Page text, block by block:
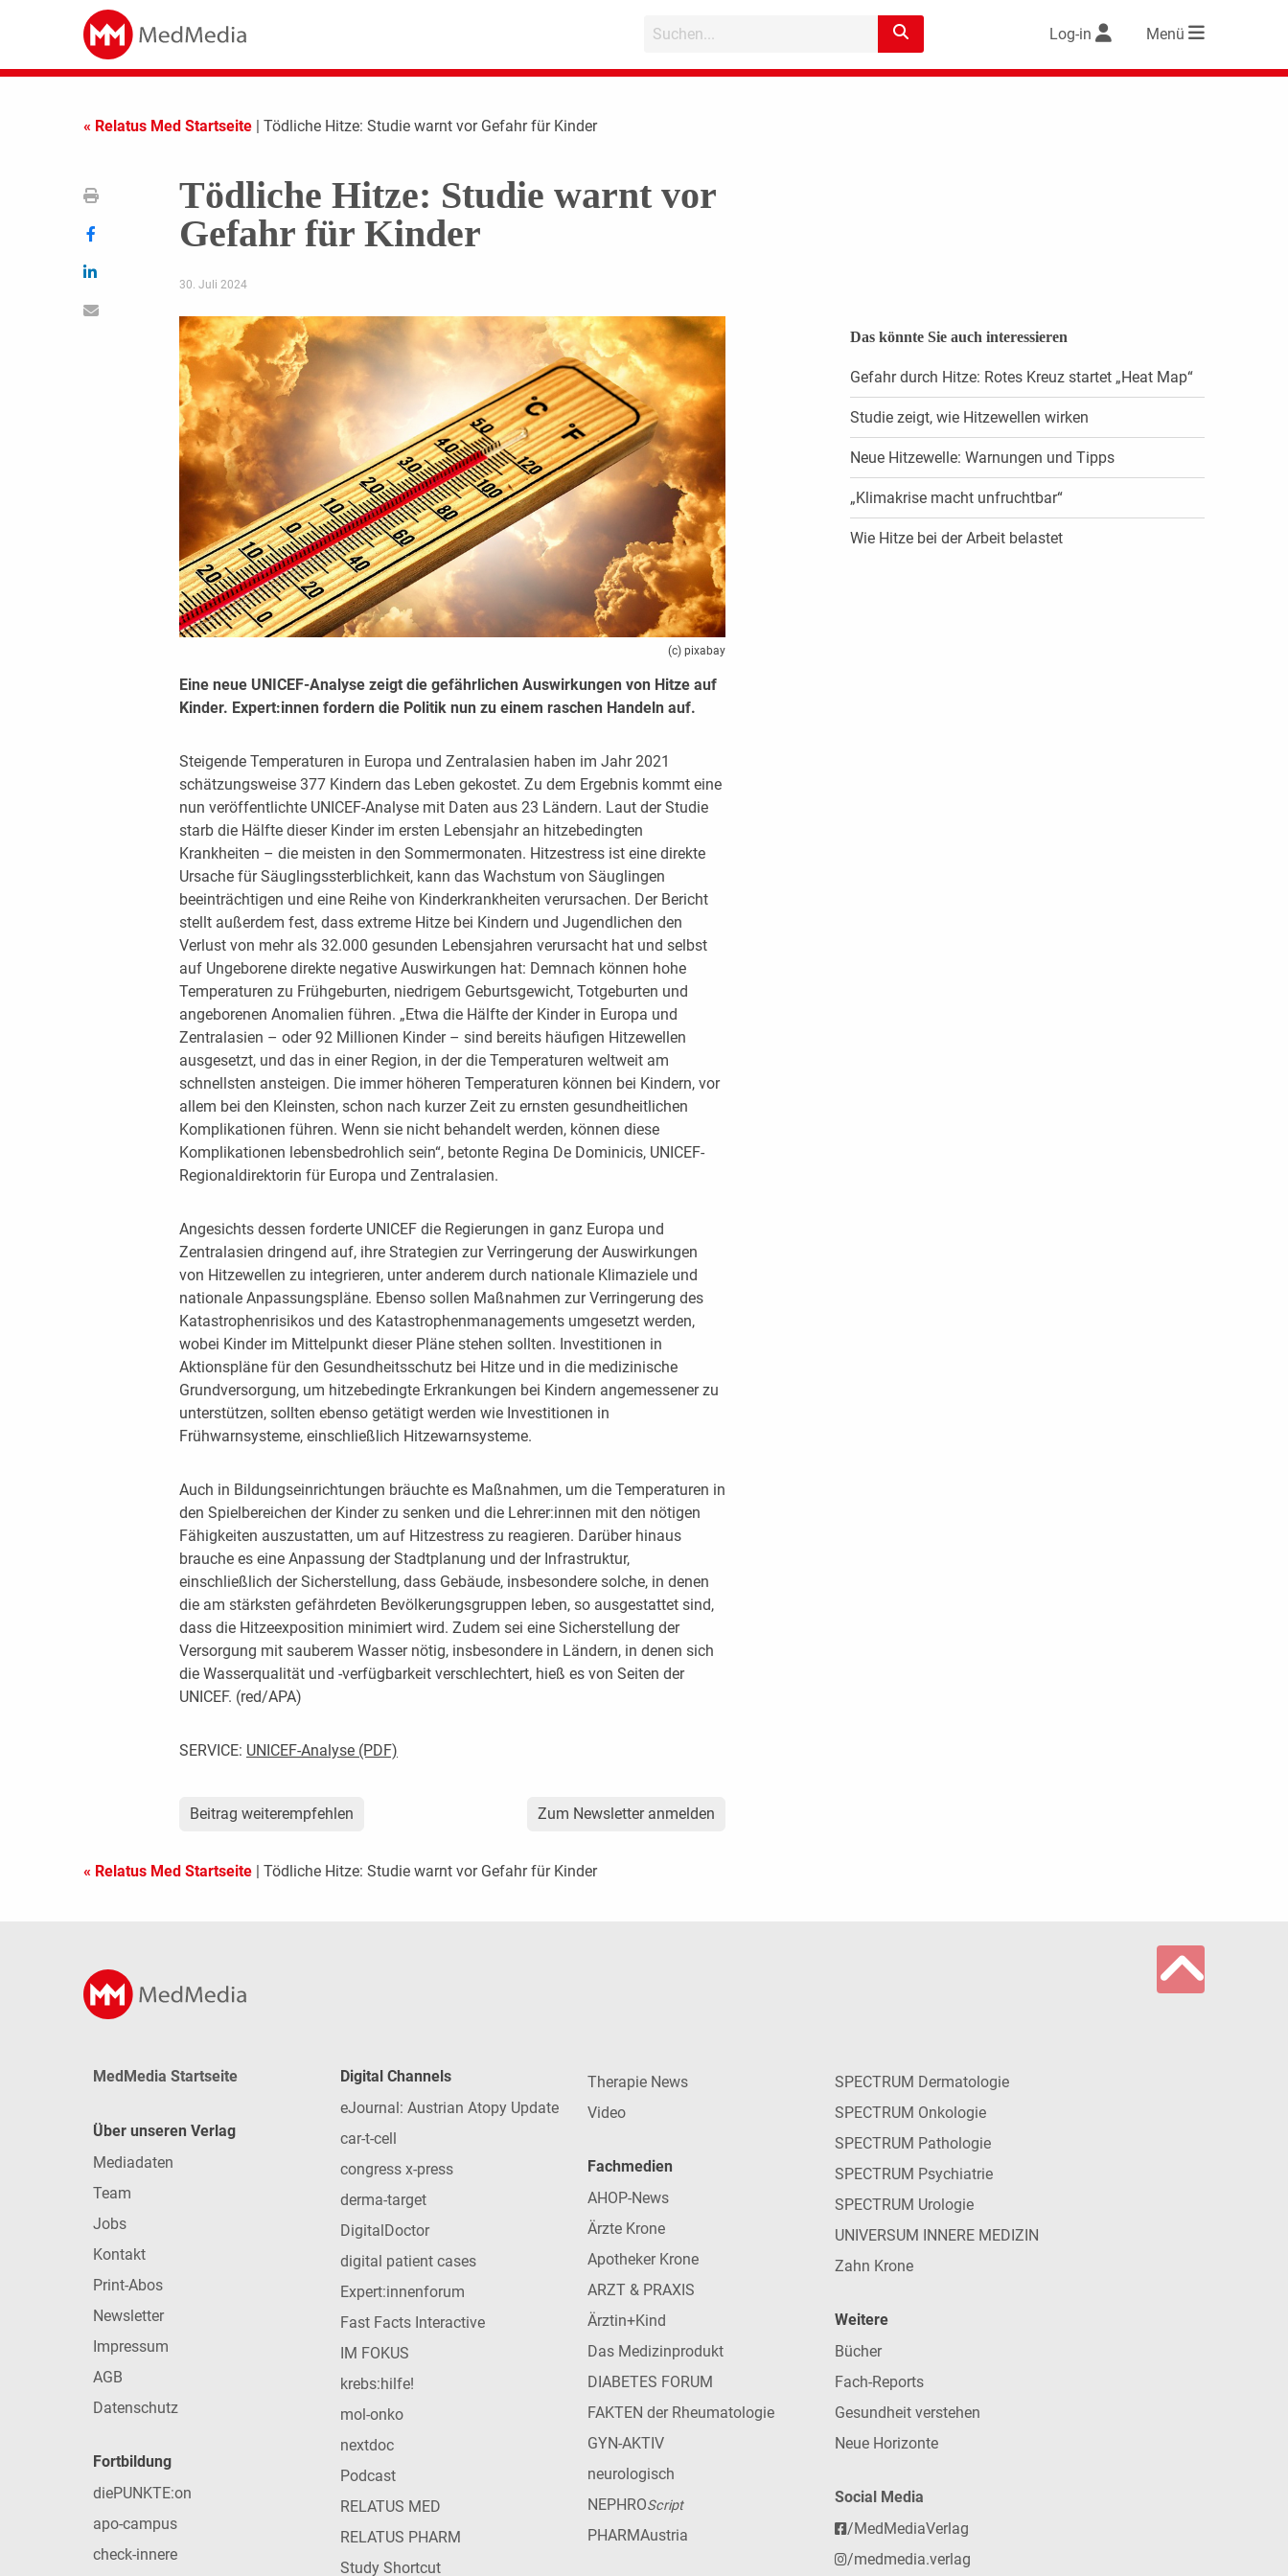
Log-in Menü
« Relatus Med Startseite | Tödliche Hitze: Studie warnt vor Gefahr für Kinder
Tödliche Hitze: Studie warnt vor
Gefahr für Kinder
30. Juli 2024
(c) pixabay
Eine neue UNICEF-Analyse zeigt die gefährlichen Auswirkungen von Hitze auf
Kinder. Expert:innen fordern die Politik nun zu einem raschen Handeln auf.
Steigende Temperaturen in Europa und Zentralasien haben im Jahr 2021
schätzungsweise 377 Kindern das Leben gekostet. Zu dem Ergebnis kommt eine
nun veröffentlichte UNICEF-Analyse mit Daten aus 23 Ländern. Laut der Studie
starb die Hälfte dieser Kinder im ersten Lebensjahr an hitzebedingten
Krankheiten – die meisten in den Sommermonaten. Hitzestress ist eine direkte
Ursache für Säuglingssterblichkeit, kann das Wachstum von Säuglingen
beeinträchtigen und eine Reihe von Kinderkrankheiten verursachen. Der Bericht
stellt außerdem fest, dass extreme Hitze bei Kindern und Jugendlichen den
Verlust von mehr als 32.000 gesunden Lebensjahren verursacht hat und selbst
auf Ungeborene direkte negative Auswirkungen hat: Demnach können hohe
Temperaturen zu Frühgeburten, niedrigem Geburtsgewicht, Totgeburten und
angeborenen Anomalien führen. „Etwa die Hälfte der Kinder in Europa und
Zentralasien – oder 92 Millionen Kinder – sind bereits häufigen Hitzewellen
ausgesetzt, und das in einer Region, in der die Temperaturen weltweit am
schnellsten ansteigen. Die immer höheren Temperaturen können bei Kindern, vor
allem bei den Kleinsten, schon nach kurzer Zeit zu ernsten gesundheitlichen
Komplikationen führen. Wenn sie nicht behandelt werden, können diese
Komplikationen lebensbedrohlich sein“, betonte Regina De Dominicis, UNICEF-
Regionaldirektorin für Europa und Zentralasien.
Angesichts dessen forderte UNICEF die Regierungen in ganz Europa und
Zentralasien dringend auf, ihre Strategien zur Verringerung der Auswirkungen
von Hitzewellen zu integrieren, unter anderem durch nationale Klimaziele und
nationale Anpassungspläne. Ebenso sollen Maßnahmen zur Verringerung des
Katastrophenrisikos und des Katastrophenmanagements umgesetzt werden,
wobei Kinder im Mittelpunkt dieser Pläne stehen sollten. Investitionen in
Aktionspläne für den Gesundheitsschutz bei Hitze und in die medizinische
Grundversorgung, um hitzebedingte Erkrankungen bei Kindern angemessener zu
unterstützen, sollten ebenso getätigt werden wie Investitionen in
Frühwarnsysteme, einschließlich Hitzewarnsysteme.
Auch in Bildungseinrichtungen bräuchte es Maßnahmen, um die Temperaturen in
den Spielbereichen der Kinder zu senken und die Lehrer:innen mit den nötigen
Fähigkeiten auszustatten, um auf Hitzestress zu reagieren. Darüber hinaus
brauche es eine Anpassung der Stadtplanung und der Infrastruktur,
einschließlich der Sicherstellung, dass Gebäude, insbesondere solche, in denen
die am stärksten gefährdeten Bevölkerungsgruppen leben, so ausgestattet sind,
dass die Hitzeexposition minimiert wird. Zudem sei eine Sicherstellung der
Versorgung mit sauberem Wasser nötig, insbesondere in Ländern, in denen sich
die Wasserqualität und -verfügbarkeit verschlechtert, hieß es von Seiten der
UNICEF. (red/APA)
SERVICE: UNICEF-Analyse (PDF)
Beitrag weiterempfehlen Zum Newsletter anmelden
Das könnte Sie auch interessieren
Gefahr durch Hitze: Rotes Kreuz startet „Heat Map“
Studie zeigt, wie Hitzewellen wirken
Neue Hitzewelle: Warnungen und Tipps
„Klimakrise macht unfruchtbar“
Wie Hitze bei der Arbeit belastet
« Relatus Med Startseite | Tödliche Hitze: Studie warnt vor Gefahr für Kinder
MedMedia Startseite
Über unseren Verlag
Mediadaten
Team
Jobs
Kontakt
Print-Abos
Newsletter
Impressum
AGB
Datenschutz
Fortbildung
diePUNKTE:on
apo-campus
check-innere
Digital Channels
eJournal: Austrian Atopy Update
car-t-cell
congress x-press
derma-target
DigitalDoctor
digital patient cases
Expert:innenforum
Fast Facts Interactive
IM FOKUS
krebs:hilfe!
mol-onko
nextdoc
Podcast
RELATUS MED
RELATUS PHARM
Study Shortcut
Therapie News
Video
Fachmedien
AHOP-News
Ärzte Krone
Apotheker Krone
ARZT & PRAXIS
Ärztin+Kind
Das Medizinprodukt
DIABETES FORUM
FAKTEN der Rheumatologie
GYN-AKTIV
neurologisch
NEPHROScript
PHARMAustria
SPECTRUM Dermatologie
SPECTRUM Onkologie
SPECTRUM Pathologie
SPECTRUM Psychiatrie
SPECTRUM Urologie
UNIVERSUM INNERE MEDIZIN
Zahn Krone
Weitere
Bücher
Fach-Reports
Gesundheit verstehen
Neue Horizonte
Social Media
/MedMediaVerlag
/medmedia.verlag